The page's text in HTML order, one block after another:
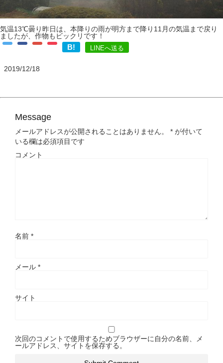
気温13℃曇り昨日は、本降りの雨が明方まで降り11月の気温まで戻り
ましたが、作物もビックリです！
B! LINEへ送る
2019/12/18
Message
メールアドレスが公開されることはありません。 * が付いて
いる欄は必須項目です
コメント
名前 *
メール *
サイト
次回のコメントで使用するためブラウザーに自分の名前、メ
ールアドレス、サイトを保存する。